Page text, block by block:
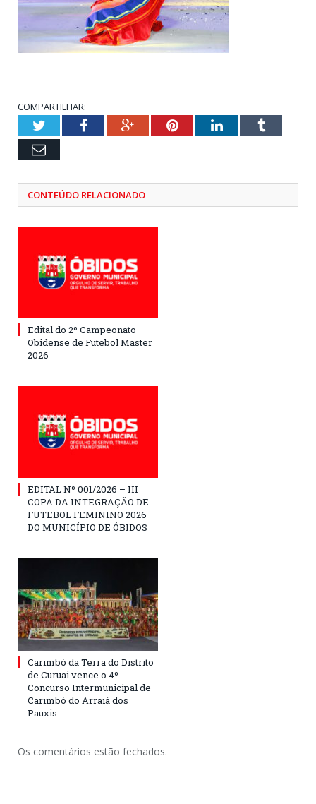
COMPARTILHAR:
TwitterFacebookGoogle+PinterestLinkedInTumblr
Email
CONTEÚDO RELACIONADO
Edital do 2º Campeonato
Obidense de Futebol Master
2026
EDITAL Nº 001/2026 – III
COPA DA INTEGRAÇÃO DE
FUTEBOL FEMININO 2026
DO MUNICÍPIO DE ÓBIDOS
Carimbó da Terra do Distrito
de Curuai vence o 4º
Concurso Intermunicipal de
Carimbó do Arraiá dos
Pauxis
Os comentários estão fechados.